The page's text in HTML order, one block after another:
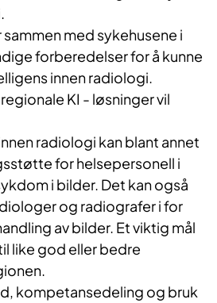
sammen med sykehusene i
forberedelser for å kunne
innen radiologi.
KI - løsninger vil
radiologi kan blant annet
for helsepersonell i
i bilder. Det kan også
og radiografer i for
av bilder. Et viktig mål
like god eller bedre
kompetansedeling og bruk